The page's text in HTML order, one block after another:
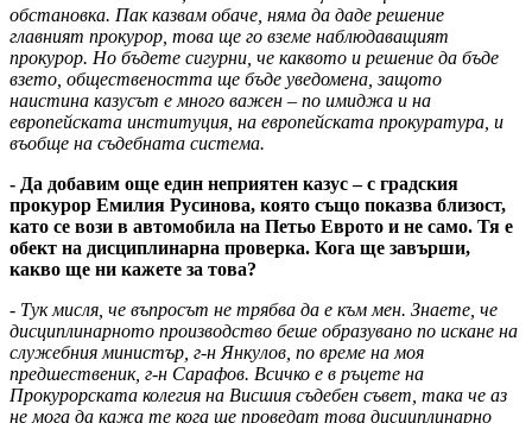
обстановка. Пак казвам обаче, няма да даде решение
главният прокурор, това ще го вземе наблюдаващият
прокурор. Но бъдете сигурни, че каквото и решение да бъде
взето, обществеността ще бъде уведомена, защото
наистина казусът е много важен – по имиджа и на
европейската институция, на европейската прокуратура, и
въобще на съдебната система.
- Да добавим още един неприятен казус – с градския
прокурор Емилия Русинова, която също показва близост,
като се вози в автомобила на Петьо Еврото и не само. Тя е
обект на дисциплинарна проверка. Кога ще завърши,
какво ще ни кажете за това?
- Тук мисля, че въпросът не трябва да е към мен. Знаете, че
дисциплинарното производство беше образувано по искане на
служебния министър, г-н Янкулов, по време на моя
предшественик, г-н Сарафов. Всичко е в ръцете на
Прокурорската колегия на Висшия съдебен съвет, така че аз
не мога да кажа те кога ще проведат това дисциплинарно